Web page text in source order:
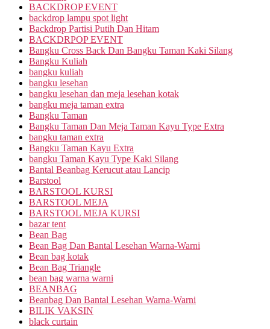
BACKDROP EVENT
backdrop lampu spot light
Backdrop Partisi Putih Dan Hitam
BACKDRPOP EVENT
Bangku Cross Back Dan Bangku Taman Kaki Silang
Bangku Kuliah
bangku kuliah
bangku lesehan
bangku lesehan dan meja lesehan kotak
bangku meja taman extra
Bangku Taman
Bangku Taman Dan Meja Taman Kayu Type Extra
bangku taman extra
Bangku Taman Kayu Extra
bangku Taman Kayu Type Kaki Silang
Bantal Beanbag Kerucut atau Lancip
Barstool
BARSTOOL KURSI
BARSTOOL MEJA
BARSTOOL MEJA KURSI
bazar tent
Bean Bag
Bean Bag Dan Bantal Lesehan Warna-Warni
Bean bag kotak
Bean Bag Triangle
bean bag warna warni
BEANBAG
Beanbag Dan Bantal Lesehan Warna-Warni
BILIK VAKSIN
black curtain